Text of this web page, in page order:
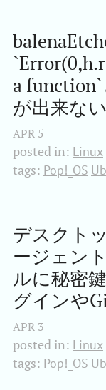
a
が出来ない
APR 5
posted in: Linux
tags: Pop!_OS
デスクト
ージェン
ルに秘密
グインや
APR 3
posted in: Linux
tags: Pop!_OS